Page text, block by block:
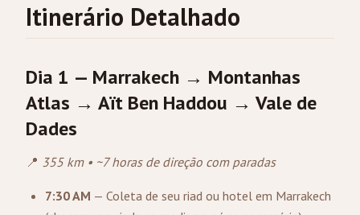
Itinerário Detalhado
Dia 1 — Marrakech → Montanhas
Atlas → Aït Ben Haddou → Vale de
Dades
📍 355 km • ~7 horas de direção com paradas
7:30 AM — Coleta de seu riad ou hotel em Marrakech